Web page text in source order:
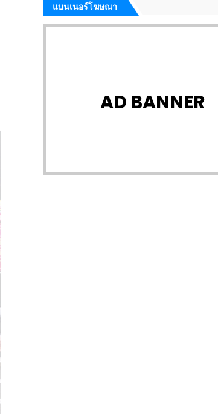
แบนเนอร์โฆษณา
AD BANNER